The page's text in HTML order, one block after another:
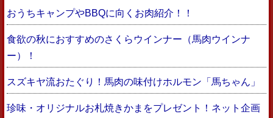
おうちキャンプやBBQに向くお肉紹介！！
食欲の秋におすすめのさくらウインナー（馬肉ウインナ
ー）！
スズキヤ流おたぐり！馬肉の味付けホルモン「馬ちゃん」
珍味・オリジナルお札焼きかまをプレゼント！ネット企画